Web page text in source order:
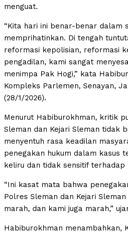
menguat.
“Kita hari ini benar-benar dalam
memprihatinkan. Di tengah
reformasi kepolisian, reformasi
pengadilan, kami sangat
menimpa Pak Hogi,” kata
Kompleks Parlemen, Senayan,
(28/1/2026).
Menurut Habiburokhman, kritik
Sleman dan Kejari Sleman tidak
menyentuh rasa keadilan
penegakan hukum dalam kasus
keliru dan tidak sensitif
“Ini kasat mata bahwa
Polres Sleman dan Kejari
marah, dan kami juga marah,”
Habiburokhman menambahkan,